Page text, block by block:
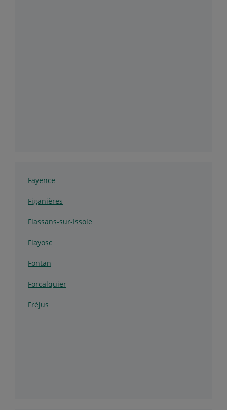
Fayence
Figanières
Flassans-sur-Issole
Flayosc
Fontan
Forcalquier
Fréjus